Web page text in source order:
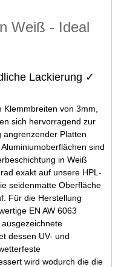
Weiß - Ideal
Lackierung ✓
von 3mm,
sich hervorragend zur
angrenzender Platten
sind
in Weiß
exakt auf unsere HPL-
seidenmatte Oberfläche
Für die Herstellung
EN AW 6063
dessen UV- und
wird wodurch die die